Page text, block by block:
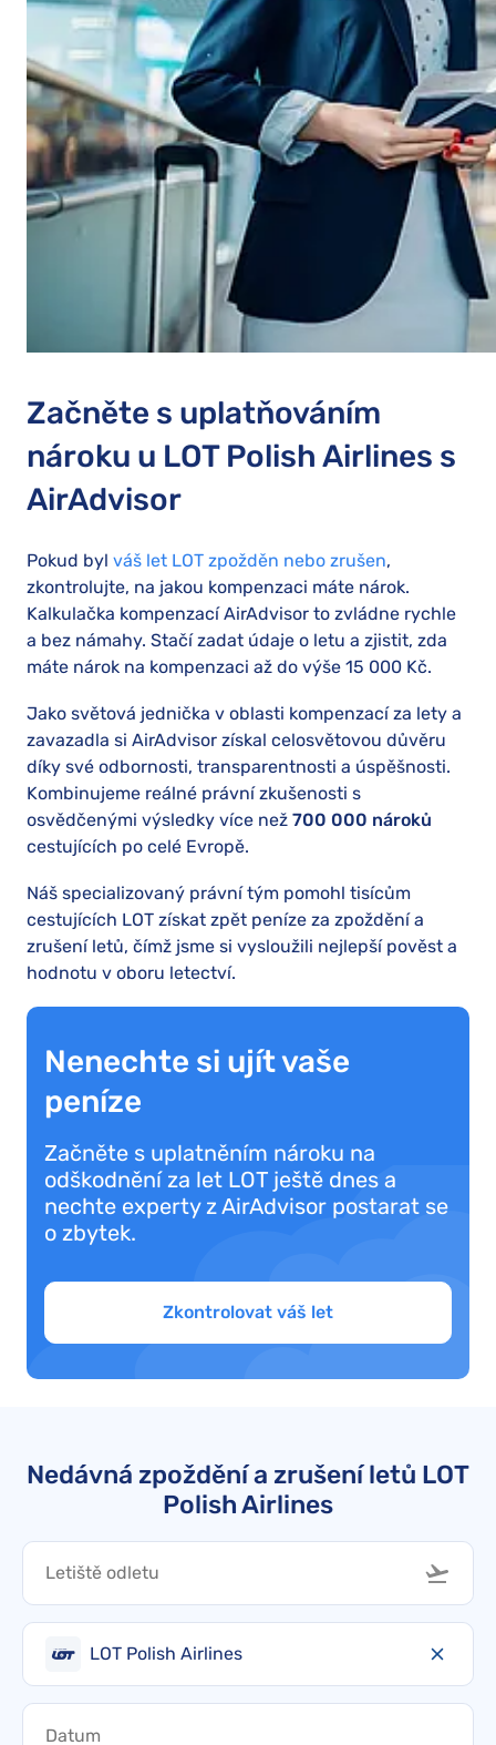
Začněte s uplatňováním
nároku u LOT Polish Airlines s
AirAdvisor
Pokud byl váš let LOT zpožděn nebo zrušen,
zkontrolujte, na jakou kompenzaci máte nárok.
Kalkulačka kompenzací AirAdvisor to zvládne rychle
a bez námahy. Stačí zadat údaje o letu a zjistit, zda
máte nárok na kompenzaci až do výše 15 000 Kč.
Jako světová jednička v oblasti kompenzací za lety a
zavazadla si AirAdvisor získal celosvětovou důvěru
díky své odbornosti, transparentnosti a úspěšnosti.
Kombinujeme reálné právní zkušenosti s
osvědčenými výsledky více než 700 000 nároků
cestujících po celé Evropě.
Náš specializovaný právní tým pomohl tisícům
cestujících LOT získat zpět peníze za zpoždění a
zrušení letů, čímž jsme si vysloužili nejlepší pověst a
hodnotu v oboru letectví.
Nenechte si ujít vaše
peníze
Začněte s uplatněním nároku na
odškodnění za let LOT ještě dnes a
nechte experty z AirAdvisor postarat se
o zbytek.
Zkontrolovat váš let
Nedávná zpoždění a zrušení letů LOT
Polish Airlines
LOT Polish Airlines